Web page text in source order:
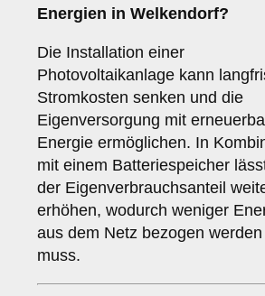
Energien in Welkendorf?
Die Installation einer
Photovoltaikanlage kann
Stromkosten senken und die
Eigenversorgung mit
Energie ermöglichen. In
mit einem Batteriespeicher
der Eigenverbrauchsanteil
erhöhen, wodurch weniger
aus dem Netz bezogen werden
muss.